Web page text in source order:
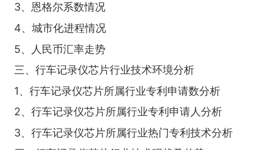
3、恩格尔系数情况
4、城市化进程情况
5、人民币汇率走势
三、行车记录仪芯片行业技术环境分析
1、行车记录仪芯片所属行业专利申请数分析
2、行车记录仪芯片所属行业专利申请人分析
3、行车记录仪芯片所属行业热门专利技术分析